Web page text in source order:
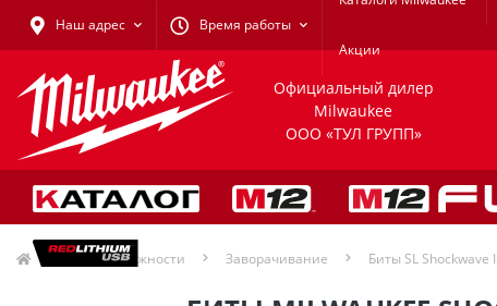
Наш адрес Время работы
Акции
Официальный дилер
Milwaukee
ООО «ТУЛ ГРУПП»
Принадлежности Заворачивание Биты SL Shockwave